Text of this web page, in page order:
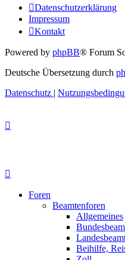
Datenschutzerklärung
Impressum
Kontakt
Powered by phpBB® Forum
Deutsche Übersetzung durch
Datenschutz |
Foren
Beamtenforen
Allgemeines
Beihilfe,